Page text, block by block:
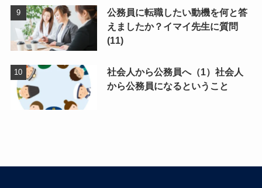
公務員に転職したい動機を何と答
えましたか？イマイ先生に質問
(11)
社会人から公務員へ（1）社会人
から公務員になるということ